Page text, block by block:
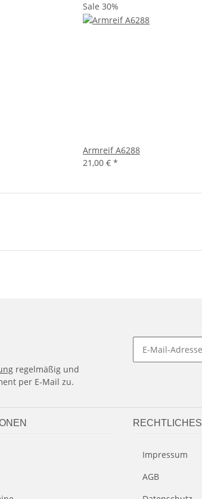
Sale 30%
Armreif A6288
21,00 € *
regelmäßig und
per E-Mail zu.
RECHTLICHES
Impressum
AGB